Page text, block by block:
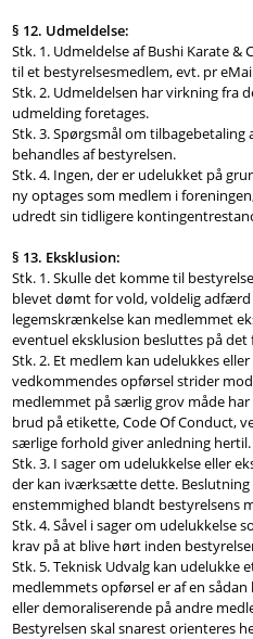
§ 12. Udmeldelse:
Stk. 1. Udmeldelse af Bushi Karate
til et bestyrelsesmedlem, evt. pr
Stk. 2. Udmeldelsen har virkning fra
udmelding foretages.
Stk. 3. Spørgsmål om
behandles af bestyrelsen.
Stk. 4. Ingen, der er udelukket på
ny optages som medlem i
udredt sin tidligere
§ 13. Eksklusion:
Stk. 1. Skulle det komme til
blevet dømt for vold, voldelig
legemskrænkelse kan medlemmet
eventuel eksklusion besluttes på
Stk. 2. Et medlem kan udelukkes
vedkommendes opførsel strider
medlemmet på særlig grov måde
brud på etikette, Code Of Conduct,
særlige forhold giver anledning hertil.
Stk. 3. I sager om udelukkelse eller
der kan iværksætte dette.
enstemmighed blandt bestyrelsens
Stk. 4. Såvel i sager om udelukkelse
krav på at blive hørt inden
Stk. 5. Teknisk Udvalg kan
medlemmets opførsel er af en
eller demoraliserende på andre
Bestyrelsen skal snarest orienteres